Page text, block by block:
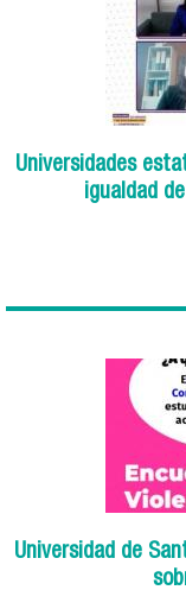
Universidades
igualdad
Universidad de